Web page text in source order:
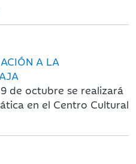
A LA
de octubre se realizará
en el Centro Cultural